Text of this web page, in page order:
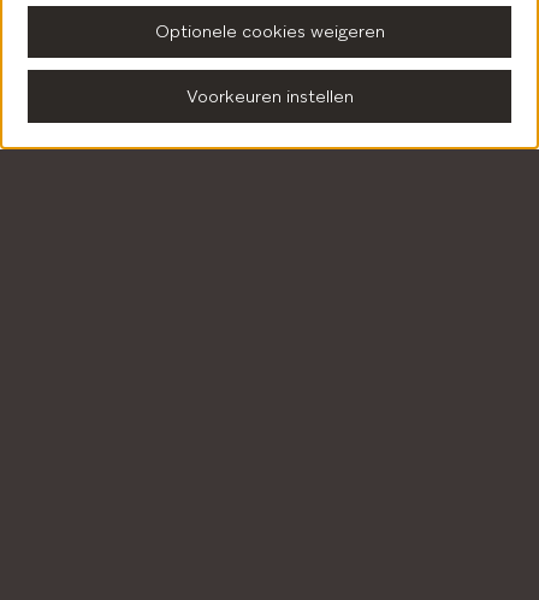
Optionele cookies weigeren
Voorkeuren instellen